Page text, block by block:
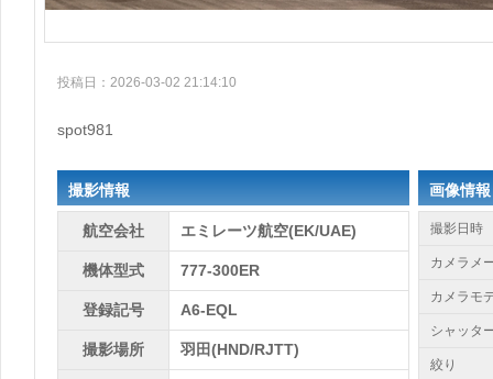
投稿日：2026-03-02 21:14:10
spot981
撮影情報
航空会社 エミレーツ航空(EK/UAE)
機体型式 777-300ER
登録記号 A6-EQL
撮影場所 羽田(HND/RJTT)
画像情報
撮影日時
カメラメ
カメラモ
シャッタ
絞り